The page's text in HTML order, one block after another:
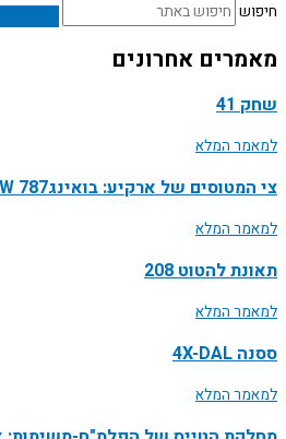
חיפוש
מאמרים אחרונים
שחק 41
למאמר המלא
צי המטוסים של ארקיע: בואינג787 EI-NEW
למאמר המלא
תאונת להטוט 208
למאמר המלא
ססנה 4X-DAL
למאמר המלא